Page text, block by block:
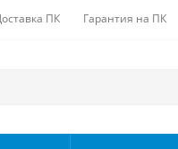
ПК Гарантия на ПК